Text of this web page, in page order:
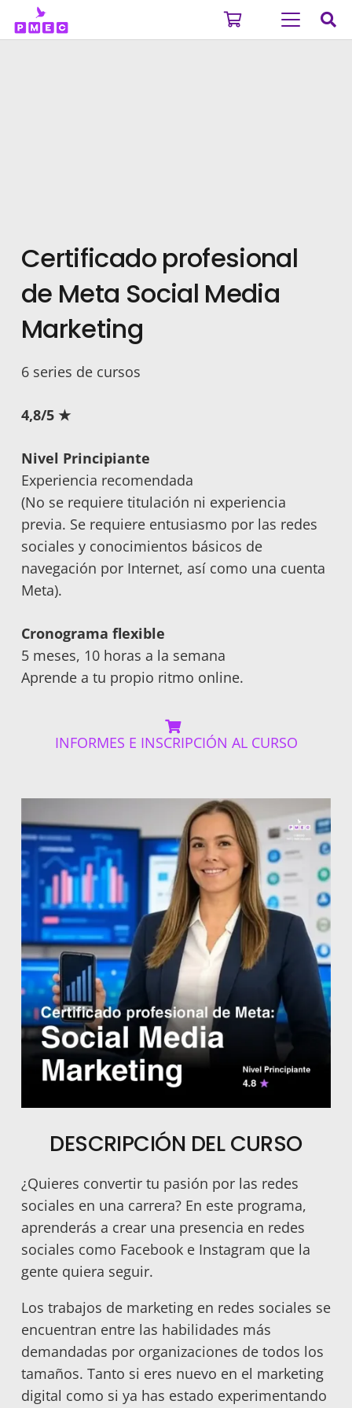
Certificado profesional
de Meta Social Media
Marketing
6 series de cursos
4,8/5 ★
Nivel Principiante
Experiencia recomendada
(No se requiere titulación ni experiencia
previa. Se requiere entusiasmo por las redes
sociales y conocimientos básicos de
navegación por Internet, así como una cuenta
Meta).
Cronograma flexible
5 meses, 10 horas a la semana
Aprende a tu propio ritmo online.
INFORMES E INSCRIPCIÓN AL CURSO
DESCRIPCIÓN DEL CURSO
¿Quieres convertir tu pasión por las redes
sociales en una carrera? En este programa,
aprenderás a crear una presencia en redes
sociales como Facebook e Instagram que la
gente quiera seguir.
Los trabajos de marketing en redes sociales se
encuentran entre las habilidades más
demandadas por organizaciones de todos los
tamaños. Tanto si eres nuevo en el marketing
digital como si ya has estado experimentando